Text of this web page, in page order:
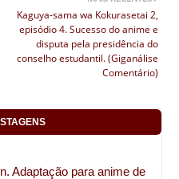
Kaguya-sama wa Kokurasetai 2,
episódio 4. Sucesso do anime e
disputa pela presidência do
conselho estudantil. (Giganálise
Comentário)
Adaptação para anime de